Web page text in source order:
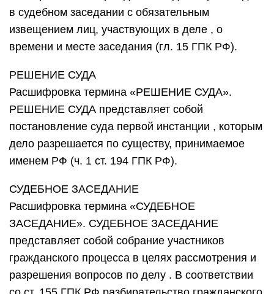
в судебном заседании с обязательным
извещением лиц, участвующих в деле , о
времени и месте заседания (гл. 15 ГПК РФ).
РЕШЕНИЕ СУДА
Расшифровка термина «РЕШЕНИЕ СУДА».
РЕШЕНИЕ СУДА представляет собой
постановление суда первой инстанции , которым
дело разрешается по существу, принимаемое
именем РФ (ч. 1 ст. 194 ГПК РФ).
СУДЕБНОЕ ЗАСЕДАНИЕ
Расшифровка термина «СУДЕБНОЕ
ЗАСЕДАНИЕ». СУДЕБНОЕ ЗАСЕДАНИЕ
представляет собой собрание участников
гражданского процесса в целях рассмотрения и
разрешения вопросов по делу . В соответствии